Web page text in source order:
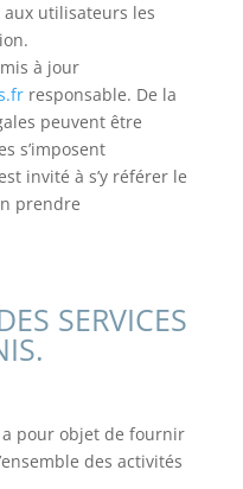
utilisateurs les
à jour
responsable. De la
peuvent être
s’imposent
invité à s’y référer le
prendre
SERVICES
pour objet de fournir
des activités